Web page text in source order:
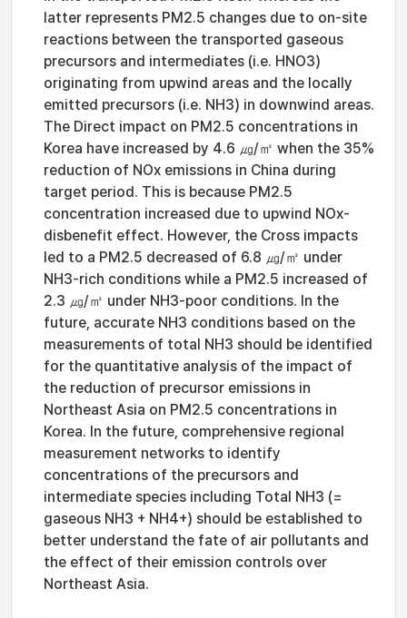
latter represents PM2.5 changes due to on-site
reactions between the transported gaseous
precursors and intermediates (i.e. HNO3)
originating from upwind areas and the locally
emitted precursors (i.e. NH3) in downwind areas.
The Direct impact on PM2.5 concentrations in
Korea have increased by 4.6 ㎍/㎥ when the 35%
reduction of NOx emissions in China during
target period. This is because PM2.5
concentration increased due to upwind NOx-
disbenefit effect. However, the Cross impacts
led to a PM2.5 decreased of 6.8 ㎍/㎥ under
NH3-rich conditions while a PM2.5 increased of
2.3 ㎍/㎥ under NH3-poor conditions. In the
future, accurate NH3 conditions based on the
measurements of total NH3 should be identified
for the quantitative analysis of the impact of
the reduction of precursor emissions in
Northeast Asia on PM2.5 concentrations in
Korea. In the future, comprehensive regional
measurement networks to identify
concentrations of the precursors and
intermediate species including Total NH3 (=
gaseous NH3 + NH4+) should be established to
better understand the fate of air pollutants and
the effect of their emission controls over
Northeast Asia.